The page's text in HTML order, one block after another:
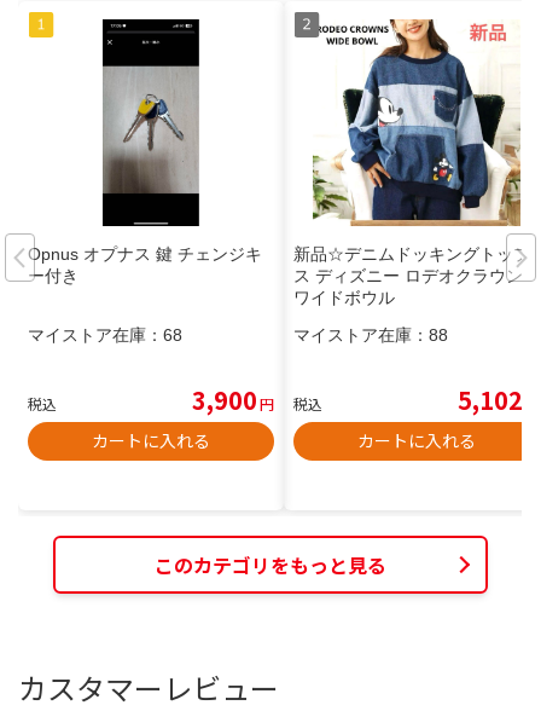
Opnus オプナス 鍵 チェンジキ
ー付き
マイストア在庫： 68
税込 3,900円
カートに入れる
新品☆デニムドッキングトップ
ス ディズニー ロデオクラウンズ
ワイドボウル
マイストア在庫： 88
税込 5,102
カートに入れる
このカテゴリをもっと見る
カスタマーレビュー